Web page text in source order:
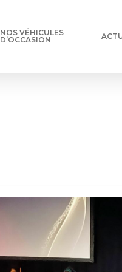
NOS VÉHICULES
D’OCCASION